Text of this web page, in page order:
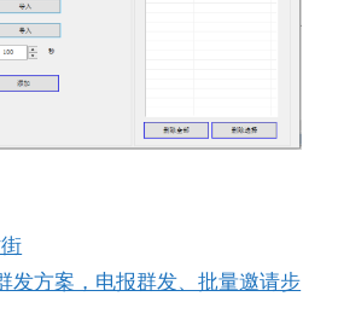
发方案，电报群发、批量邀请步